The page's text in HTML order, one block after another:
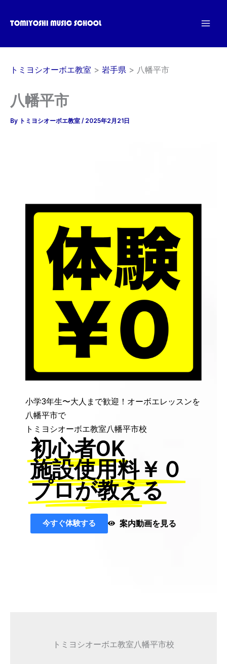
ス
トミヨシオーボエ教室 岩手県 八幡平市
八幡平市
By トミヨシオーボエ教室 / 2025年2月21日
小学3年生〜大人まで歓迎！オーボエレッスンを
八幡平市で
トミヨシオーボエ教室八幡平市校
初心者OK
施設使用料￥０
プロが教える
今すぐ体験する 案内動画を見る
トミヨシオーボエ教室八幡平市校